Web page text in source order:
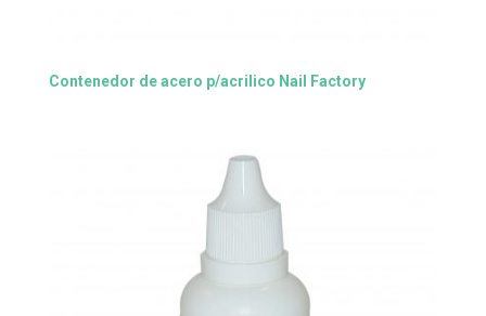
Contenedor de acero p/acrilico Nail Factory